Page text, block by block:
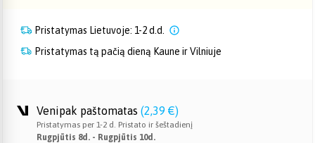
Pristatymas Lietuvoje: 1-2 d.d.
Pristatymas tą pačią dieną Kaune ir Vilniuje
Venipak paštomatas (2,39 €)
Pristatymas per 1-2 d. Pristato ir šeštadienį
Rugpjūtis 8d. - Rugpjūtis 10d.